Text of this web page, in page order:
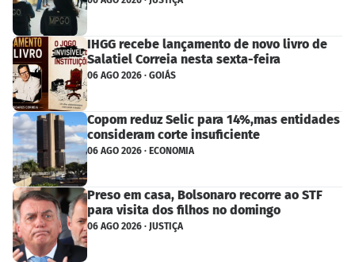
IHGG recebe lançamento de novo livro de
Salatiel Correia nesta sexta-feira
06 AGO 2026 · GOIÁS
Copom reduz Selic para 14%,mas entidades
consideram corte insuficiente
06 AGO 2026 · ECONOMIA
Preso em casa, Bolsonaro recorre ao STF
para visita dos filhos no domingo
06 AGO 2026 · JUSTIÇA